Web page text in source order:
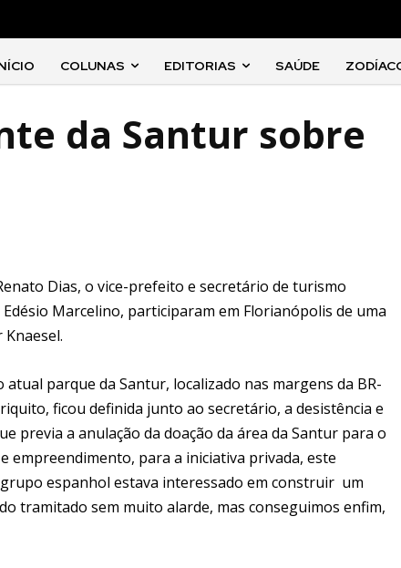
COLUNAS EDITORIAS SAÚDE
da Santur sobre
Dias, o vice-prefeito e secretário de turismo
Marcelino, participaram em Florianópolis de uma
parque da Santur, localizado nas margens da BR-
ficou definida junto ao secretário, a desistência e
previa a anulação da doação da área da Santur para o
para a iniciativa privada, este
espanhol estava interessado em construir um
tramitado sem muito alarde, mas conseguimos enfim,